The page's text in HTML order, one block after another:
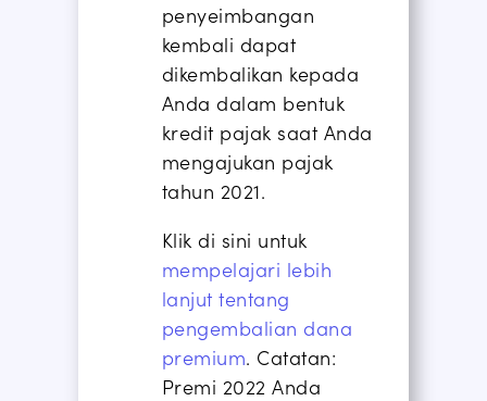
penyeimbangan
kembali dapat
dikembalikan kepada
Anda dalam bentuk
kredit pajak saat Anda
mengajukan pajak
tahun 2021.
Klik di sini untuk
mempelajari lebih
lanjut tentang
pengembalian dana
premium. Catatan:
Premi 2022 Anda